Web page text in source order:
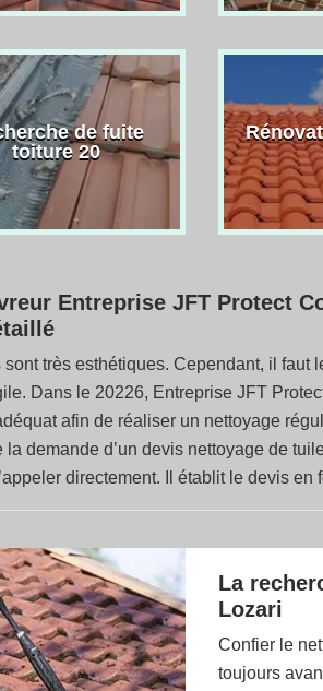
de fuite
toiture 20
Entreprise JFT Protect
sont très esthétiques. Cependant, il faut
Dans le 20226, Entreprise JFT
afin de réaliser un nettoyage
la demande d’un devis nettoyage de
directement. Il établit le devis
La
Lozari
Confier le
toujours